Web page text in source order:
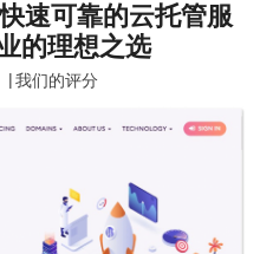
速可靠的云托管服
的理想之选
我们的评分